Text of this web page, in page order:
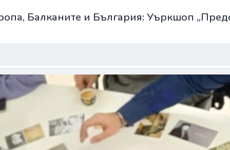
Балканите и България: Уъркшоп